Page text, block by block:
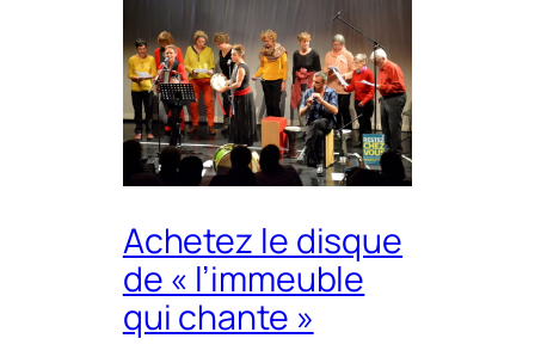
Achetez le disque
de « l’immeuble
qui chante »